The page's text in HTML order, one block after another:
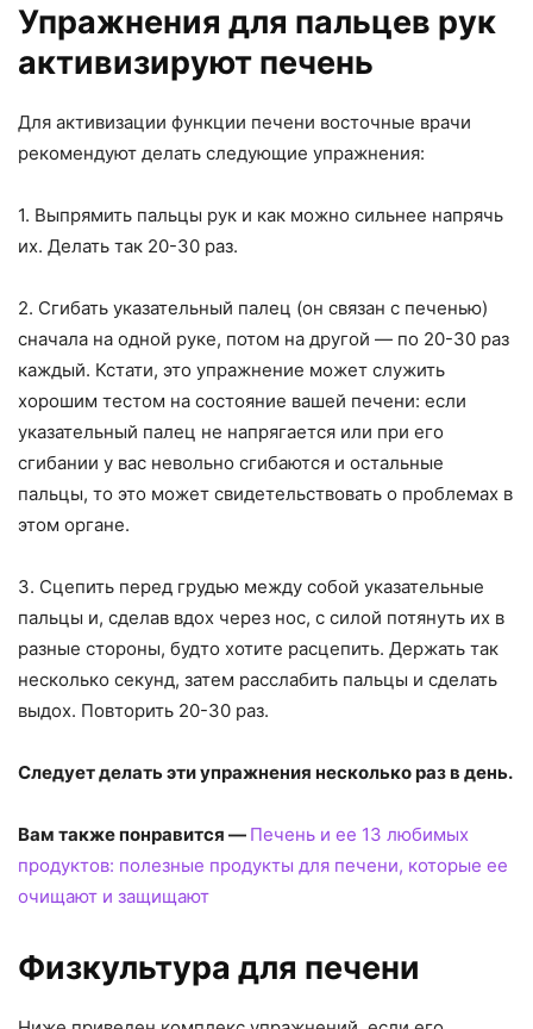
Упражнения для пальцев рук
активизируют печень
Для активизации функции печени восточные врачи
рекомендуют делать следующие упражнения:
1. Выпрямить пальцы рук и как можно сильнее напрячь
их. Делать так 20-30 раз.
2. Сгибать указательный палец (он связан с печенью)
сначала на одной руке, потом на другой — по 20-30 раз
каждый. Кстати, это упражнение может служить
хорошим тестом на состояние вашей печени: если
указательный палец не напрягается или при его
сгибании у вас невольно сгибаются и остальные
пальцы, то это может свидетельствовать о проблемах в
этом органе.
3. Сцепить перед грудью между собой указательные
пальцы и, сделав вдох через нос, с силой потянуть их в
разные стороны, будто хотите расцепить. Держать так
несколько секунд, затем расслабить пальцы и сделать
выдох. Повторить 20-30 раз.
Следует делать эти упражнения несколько раз в день.
Вам также понравится — Печень и ее 13 любимых
продуктов: полезные продукты для печени, которые ее
очищают и защищают
Физкультура для печени